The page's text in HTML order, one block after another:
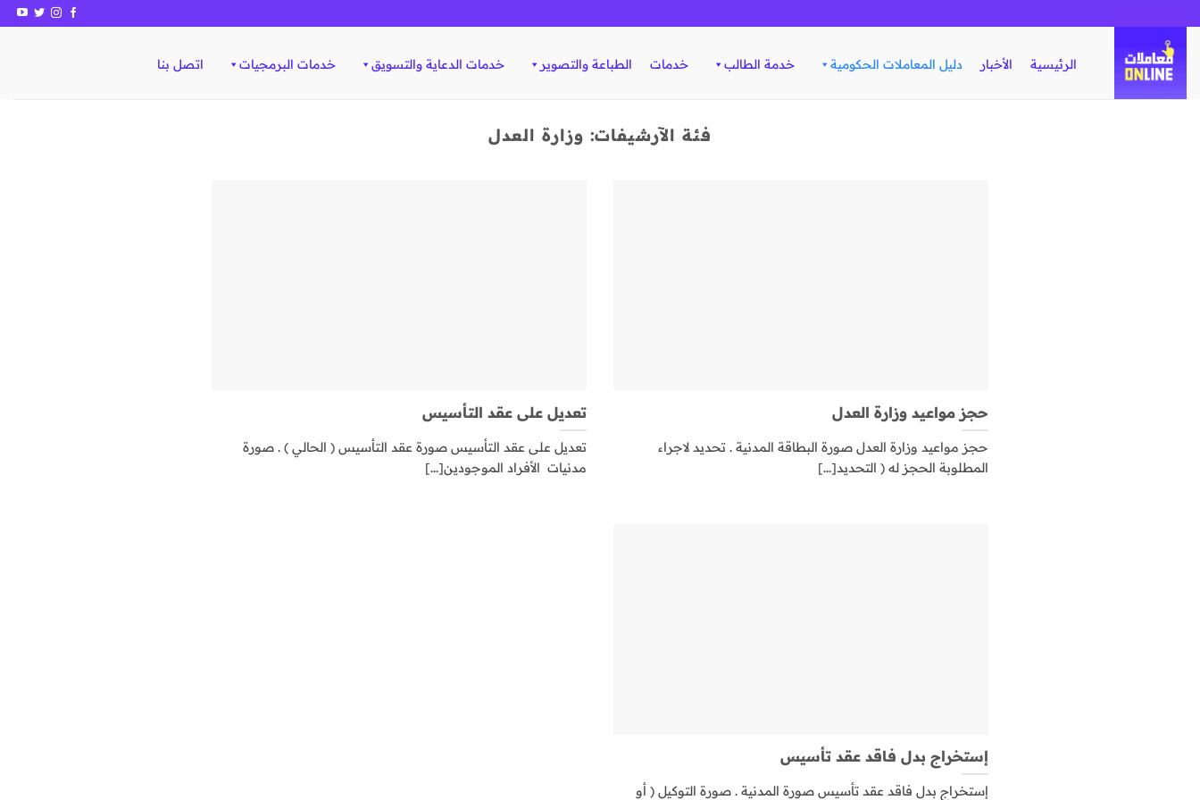
الرئيسية الأخبار دليل المعاملات الحكومية خدمة الطالب خدمات الطباعة والتصوير خدمات الدعاية والتسويق خدمات البرمجيات اتصل بنا
فئة الآرشيفات: وزارة العدل
حجز مواعيد وزارة العدل
حجز مواعيد وزارة العدل صورة البطاقة المدنية . تحديد لاجراء
المطلوبة الحجز له ( التحديد[...]
تعديل على عقد التأسيس
تعديل على عقد التأسيس صورة عقد التأسيس ( الحالي ) . صورة
مدنيات الأفراد الموجودين[...]
إستخراج بدل فاقد عقد تأسيس
إستخراج بدل فاقد عقد تأسيس صورة المدنية . صورة التوكيل ( أو